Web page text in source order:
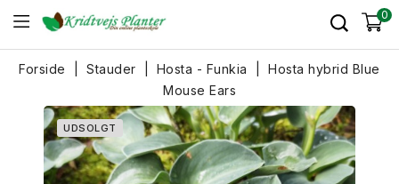
0
Forside Stauder Hosta - Funkia
Hosta hybrid Blue
Mouse Ears
UDSOLGT